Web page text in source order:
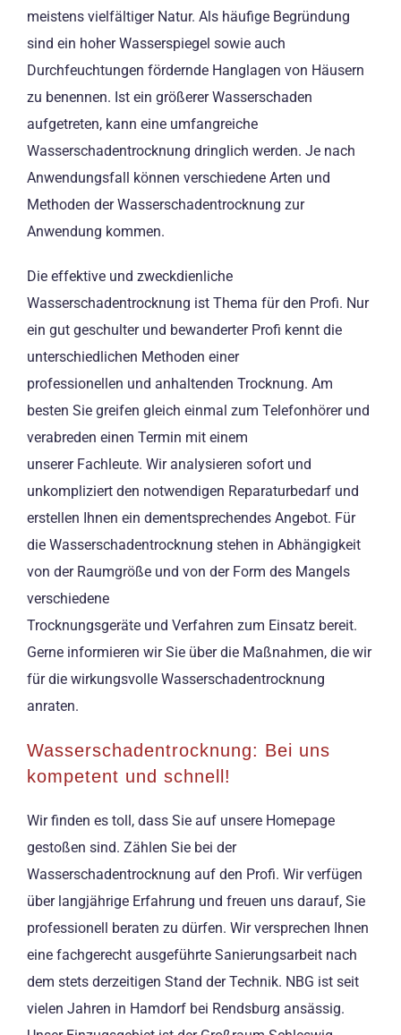
meistens vielfältiger Natur. Als häufige Begründung
sind ein hoher Wasserspiegel sowie auch
Durchfeuchtungen fördernde Hanglagen von Häusern
zu benennen. Ist ein größerer Wasserschaden
aufgetreten, kann eine umfangreiche
Wasserschadentrocknung dringlich werden. Je nach
Anwendungsfall können verschiedene Arten und
Methoden der Wasserschadentrocknung zur
Anwendung kommen.
Die effektive und zweckdienliche
Wasserschadentrocknung ist Thema für den Profi. Nur
ein gut geschulter und bewanderter Profi kennt die
unterschiedlichen Methoden einer
professionellen und anhaltenden Trocknung. Am
besten Sie greifen gleich einmal zum Telefonhörer und
verabreden einen Termin mit einem
unserer Fachleute. Wir analysieren sofort und
unkompliziert den notwendigen Reparaturbedarf und
erstellen Ihnen ein dementsprechendes Angebot. Für
die Wasserschadentrocknung stehen in Abhängigkeit
von der Raumgröße und von der Form des Mangels
verschiedene
Trocknungsgeräte und Verfahren zum Einsatz bereit.
Gerne informieren wir Sie über die Maßnahmen, die wir
für die wirkungsvolle Wasserschadentrocknung
anraten.
Wasserschadentrocknung: Bei uns
kompetent und schnell!
Wir finden es toll, dass Sie auf unsere Homepage
gestoßen sind. Zählen Sie bei der
Wasserschadentrocknung auf den Profi. Wir verfügen
über langjährige Erfahrung und freuen uns darauf, Sie
professionell beraten zu dürfen. Wir versprechen Ihnen
eine fachgerecht ausgeführte Sanierungsarbeit nach
dem stets derzeitigen Stand der Technik. NBG ist seit
vielen Jahren in Hamdorf bei Rendsburg ansässig.